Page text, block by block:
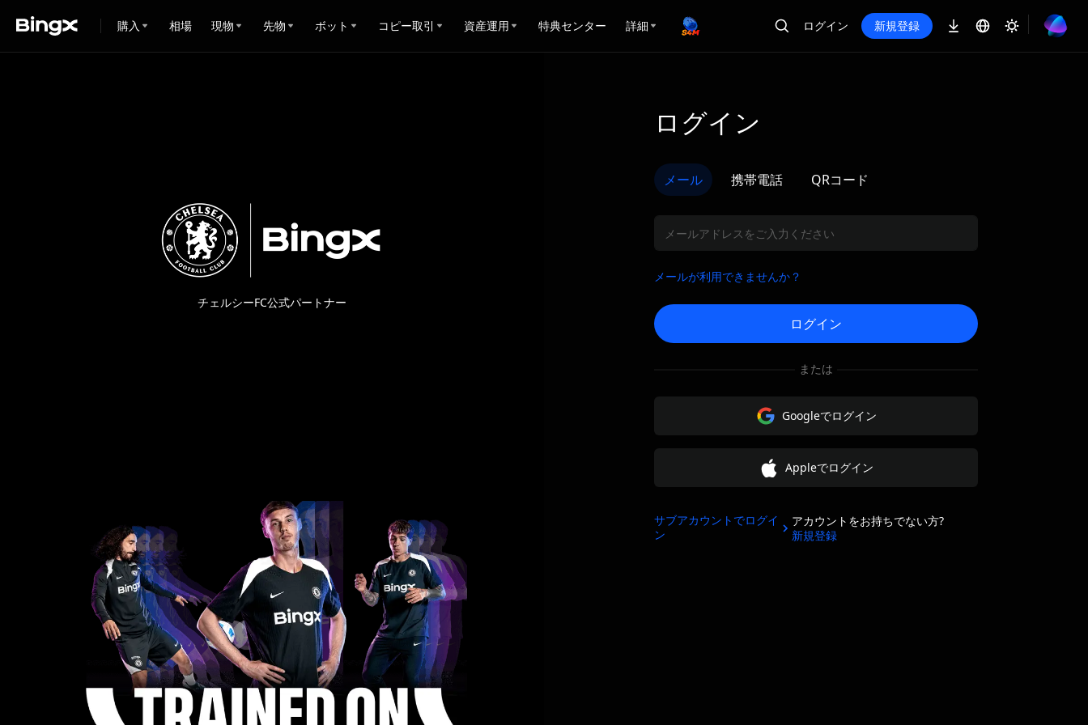
購入 相場 現物 先物 ボット コピー取引 資産運用 特典センター 詳細 ログイン 新規登録
チェルシーFC公式パートナー
ログイン
銀行取引明細書の提出時
事情が生じた場合は、以下
メールにて個別のサポート
や解決に向けたご案内しま
す。
メール 携帯電話 QRコード
メールが利用できませんか？
ログイン
または
Googleでログイン
Appleでログイン
サブアカウントでログイ
ン
アカウントをお持ちでない方?
新規登録